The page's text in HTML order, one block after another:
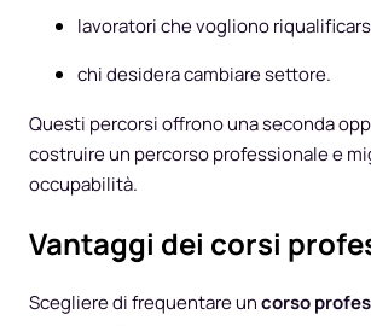
lavoratori che vogliono
chi desidera cambiare settore.
Questi percorsi offrono una seconda
costruire un percorso professionale e
occupabilità.
Vantaggi dei corsi
Scegliere di frequentare uncorso